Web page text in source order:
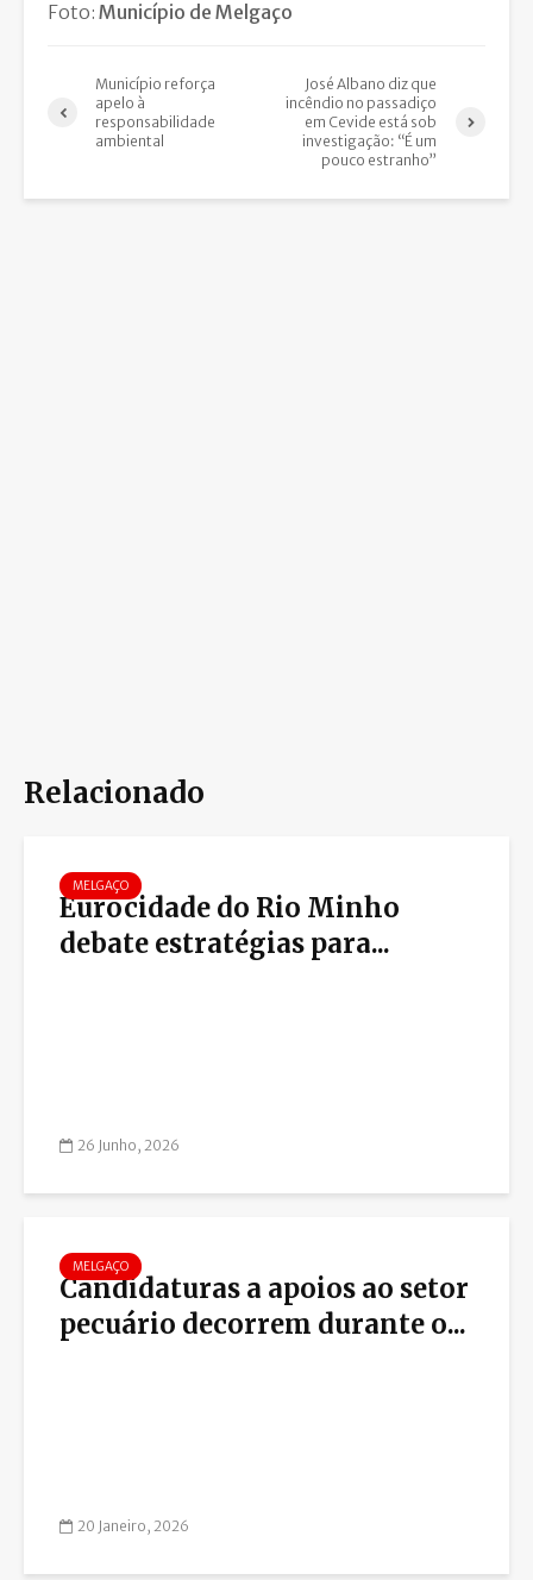
Foto: Município de Melgaço
Município reforça
apelo à
responsabilidade
ambiental
José Albano diz que
incêndio no passadiço
em Cevide está sob
investigação: “É um
pouco estranho”
Relacionado
MELGAÇO
Eurocidade do Rio Minho
debate estratégias para...
26 Junho, 2026
MELGAÇO
Candidaturas a apoios ao setor
pecuário decorrem durante o...
20 Janeiro, 2026